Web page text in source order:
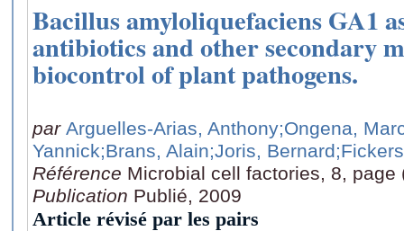
Bacillus amyloliquefaciens GA1
antibiotics and other secondary
biocontrol of plant pathogens.
par Arguelles-Arias, Anthony;Ongena,
Yannick;Brans, Alain;Joris, Bernard
Référence Microbial cell factories, 8, page
Publication Publié, 2009
Article révisé par les pairs